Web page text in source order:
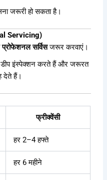
जरूरी हो सकता है।
Servicing)
प्रोफेशनल सर्विसजरूर करवाएं।
डीप इंस्पेक्शन करते हैं और जरूरत
देते हैं।
फ्रीक्वेंसी
हर 2–4 हफ्ते
हर 6 महीने